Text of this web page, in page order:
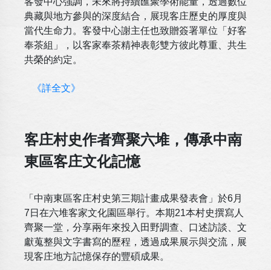
典藏與地方參與的深度結合，展現客庄歷史的厚度與
當代生命力。客發中心謝主任也致贈簽署單位「好客
奉茶組」，以客家奉茶精神表彰雙方彼此尊重、共生
共榮的約定。
《詳全文》
客庄村史作者齊聚六堆，傳承中南
東區客庄文化記憶
「中南東區客庄村史第三期計畫成果發表會」於6月
7日在六堆客家文化園區舉行。本期21本村史撰寫人
齊聚一堂，分享兩年來投入田野調查、口述訪談、文
獻蒐整與文字書寫的歷程，透過成果展示與交流，展
現客庄地方記憶保存的豐碩成果。